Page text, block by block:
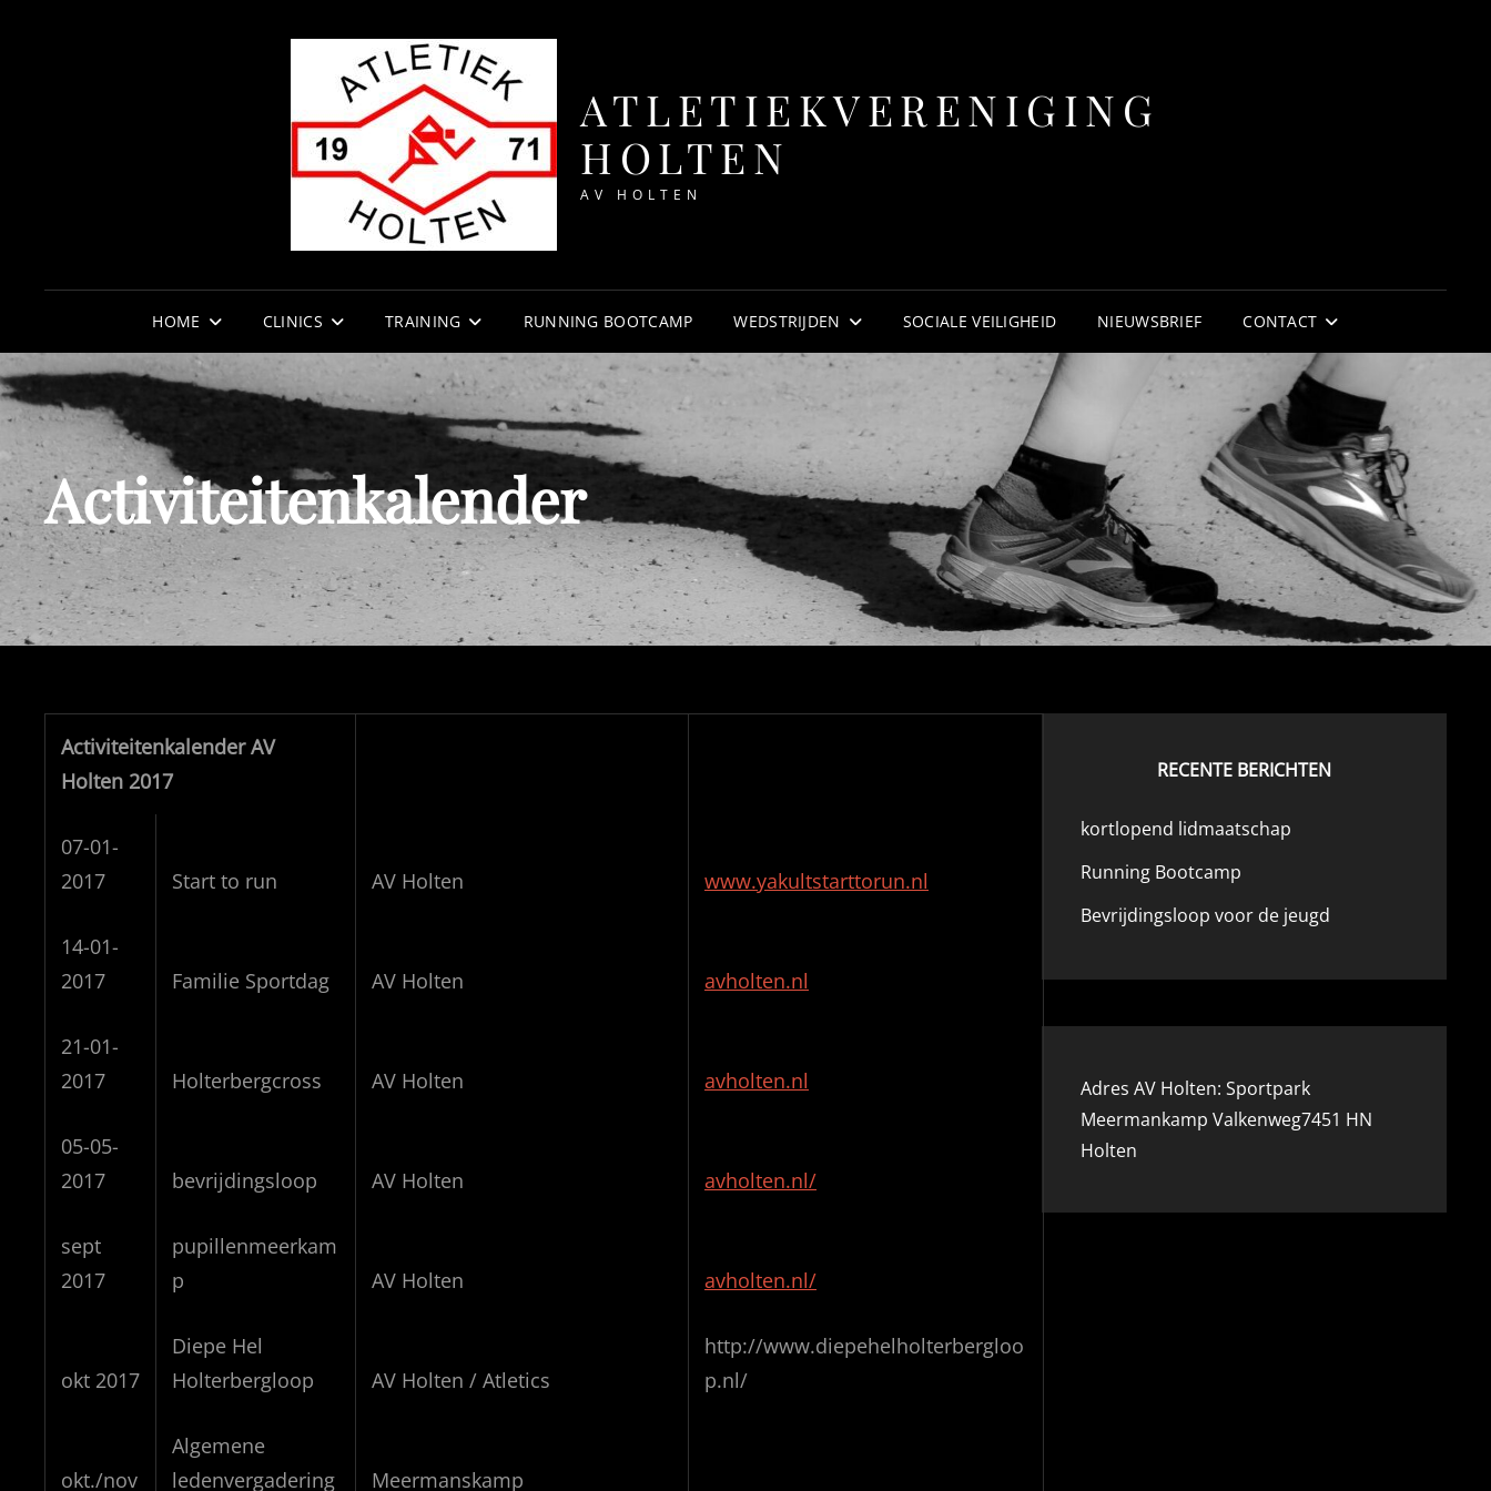
ATLETIEKVERENIGING
HOLTEN
AV HOLTEN
HOME CLINICS TRAINING RUNNING BOOTCAMP WEDSTRIJDEN SOCIALE VEILIGHEID NIEUWSBRIEF CONTACT
Activiteitenkalender
Activiteitenkalender AV
Holten 2017
07-01-
2017
Start to run AV Holten www.yakultstarttorun.nl
14-01-
2017
Familie Sportdag AV Holten avholten.nl
21-01-
2017
Holterbergcross AV Holten avholten.nl
05-05-
2017
bevrijdingsloop AV Holten avholten.nl/
sept
2017
pupillenmeerkam
p
AV Holten avholten.nl/
okt 2017
Diepe Hel
Holterbergloop
AV Holten / Atletics
http://www.diepehelholterbergloo
p.nl/
okt./nov
Algemene
ledenvergadering
Meermanskamp
RECENTE BERICHTEN
kortlopend lidmaatschap
Running Bootcamp
Bevrijdingsloop voor de jeugd
Adres AV Holten: Sportpark
Meermankamp Valkenweg7451 HN
Holten